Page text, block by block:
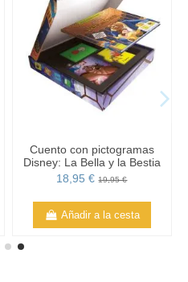
Cuento con pictogramas
Disney: La Bella y la Bestia
18,95 €19,95 €
Añadir a la cesta